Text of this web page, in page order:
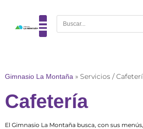
Gimnasio La Montaña » Servicios /
Cafetería
El Gimnasio La Montaña busca, con sus